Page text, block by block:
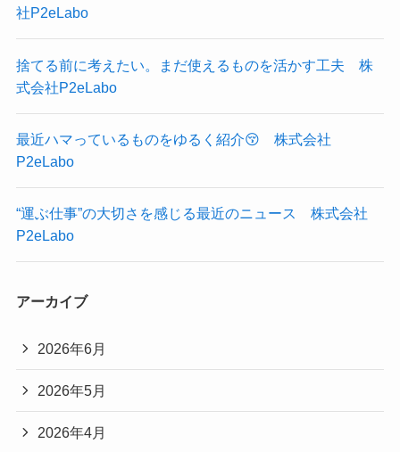
社P2eLabo
捨てる前に考えたい。まだ使えるものを活かす工夫 株
式会社P2eLabo
最近ハマっているものをゆるく紹介😚 株式会社
P2eLabo
“運ぶ仕事”の大切さを感じる最近のニュース 株式会社
P2eLabo
アーカイブ
2026年6月
2026年5月
2026年4月